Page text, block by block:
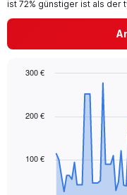
ist 72% günstiger ist als der
data
The
100 €
200 €
300 €